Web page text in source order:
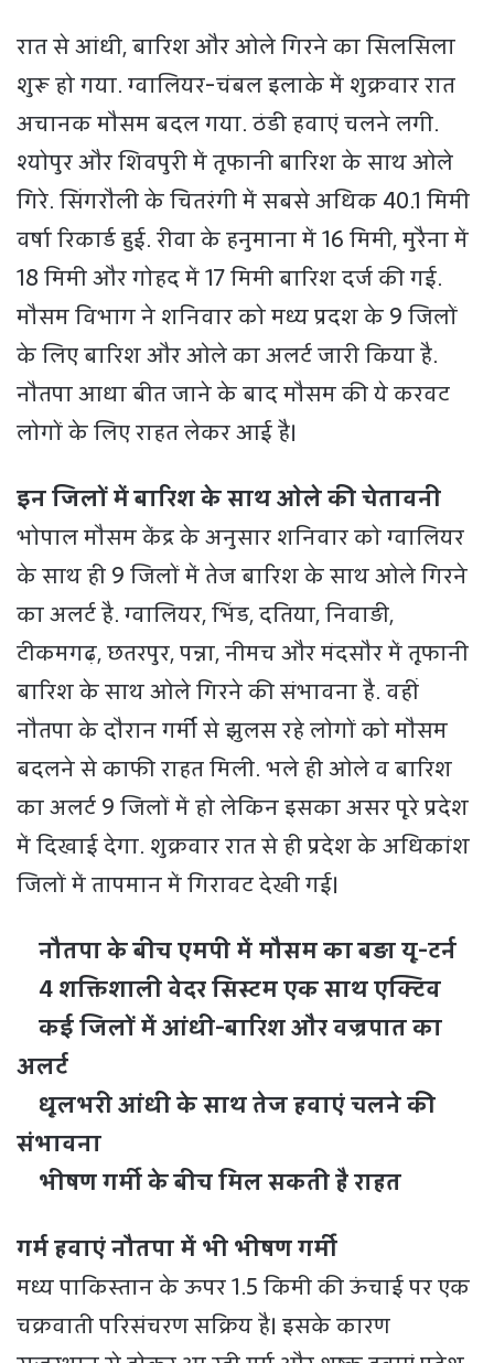
रात से आंधी, बारिश और ओले गिरने का सिलसिला
शुरू हो गया. ग्वालियर-चंबल इलाके में शुक्रवार रात
अचानक मौसम बदल गया. ठंडी हवाएं चलने लगी.
श्योपुर और शिवपुरी में तूफानी बारिश के साथ ओले
गिरे. सिंगरौली के चितरंगी में सबसे अधिक 40.1 मिमी
वर्षा रिकार्ड हुई. रीवा के हनुमाना में 16 मिमी, मुरैना में
18 मिमी और गोहद में 17 मिमी बारिश दर्ज की गई.
मौसम विभाग ने शनिवार को मध्य प्रदश के 9 जिलों
के लिए बारिश और ओले का अलर्ट जारी किया है.
नौतपा आधा बीत जाने के बाद मौसम की ये करवट
लोगों के लिए राहत लेकर आई है।
इन जिलों में बारिश के साथ ओले की चेतावनी
भोपाल मौसम केंद्र के अनुसार शनिवार को ग्वालियर
के साथ ही 9 जिलों में तेज बारिश के साथ ओले गिरने
का अलर्ट है. ग्वालियर, भिंड, दतिया, निवाड़ी,
टीकमगढ़, छतरपुर, पन्ना, नीमच और मंदसौर में तूफानी
बारिश के साथ ओले गिरने की संभावना है. वहीं
नौतपा के दौरान गर्मी से झुलस रहे लोगों को मौसम
बदलने से काफी राहत मिली. भले ही ओले व बारिश
का अलर्ट 9 जिलों में हो लेकिन इसका असर पूरे प्रदेश
में दिखाई देगा. शुक्रवार रात से ही प्रदेश के अधिकांश
जिलों में तापमान में गिरावट देखी गई।
नौतपा के बीच एमपी में मौसम का बड़ा यू-टर्न
4 शक्तिशाली वेदर सिस्टम एक साथ एक्टिव
कई जिलों में आंधी-बारिश और वज्रपात का
अलर्ट
धूलभरी आंधी के साथ तेज हवाएं चलने की
संभावना
भीषण गर्मी के बीच मिल सकती है राहत
गर्म हवाएं नौतपा में भी भीषण गर्मी
मध्य पाकिस्तान के ऊपर 1.5 किमी की ऊंचाई पर एक
चक्रवाती परिसंचरण सक्रिय है। इसके कारण